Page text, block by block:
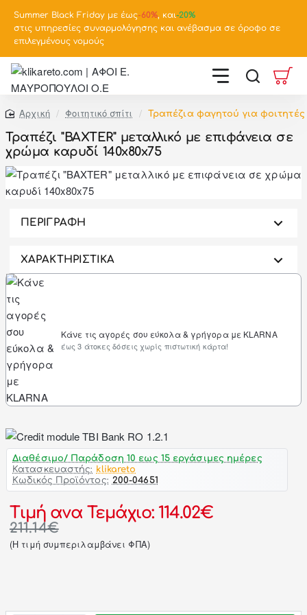
Summer Black Friday με έως-60%, και-20%
στις υπηρεσίες συναρμολόγησης και ανέβασμα σε όροφο σε
επιλεγμένους νομούς
home
Φοιτητικό σπίτι Τραπέζια φαγητού για φοιτητές
Τραπέζι "BAXTER" μεταλλικό με επιφάνεια σε
χρώμα καρυδί 140x80x75
ΠΕΡΙΓΡΑΦΗ
ΧΑΡΑΚΤΗΡΙΣΤΙΚΑ
Κάνε τις αγορές σου εύκολα & γρήγορα με KLARNA
έως 3 άτοκες δόσεις χωρίς πιστωτική κάρτα!
Διαθέσιμο/ Παράδοση 10 εως 15 εργάσιμες ημέρες
Κατασκευαστής: klikareto
Κωδικός Προϊόντος: 200-04651
Τιμή ανα Τεμάχιο: 114.02€
211.14€
(H τιμή συμπεριλαμβάνει ΦΠΑ)